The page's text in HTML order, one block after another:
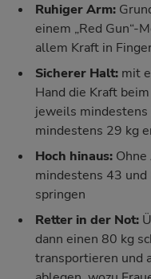
Ruhiger Arm:
einem „Red Gun“-
allem Kraft in
Sicherer Halt: mit
Hand die Kraft
jeweils
mindestens 29 kg
Hoch hinaus:
mindestens 43 und
springen
Retter in der Not:
dann einen 80 kg
transportieren und